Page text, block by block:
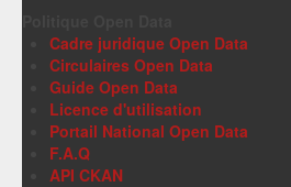
Cadre juridique Open Data
Circulaires Open Data
Guide Open Data
Licence d'utilisation
Portail National Open Data
F.A.Q
API CKAN